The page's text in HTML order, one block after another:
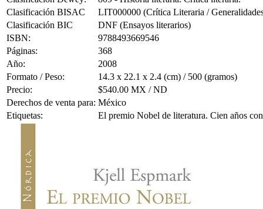
Clasificación BISAC
LIT000000 (Crítica Literaria /
Clasificación BIC
DNF (Ensayos literarios)
ISBN:
9788493669546
Páginas:
368
Año:
2008
Formato / Peso:
14.3 x 22.1 x 2.4 (cm) / 500 (gramos)
Precio:
$540.00 MX / ND
Derechos de venta para: México
Etiquetas:
El premio Nobel de literatura. Cien años